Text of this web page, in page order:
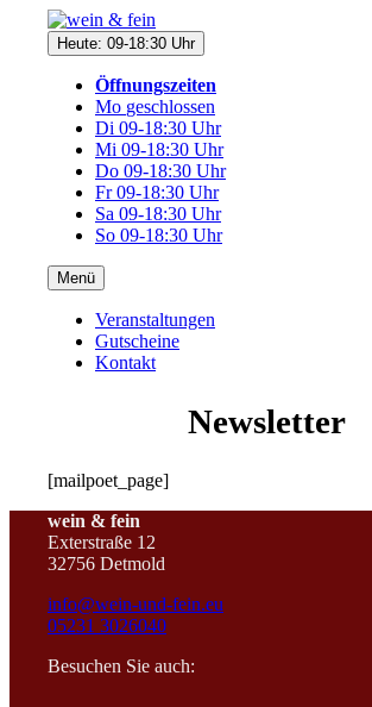
Direkt
Inhalt
Heute: 09-18:30 Uhr
Öffnungszeiten
Mo geschlossen
Di 09-18:30 Uhr
Mi 09-18:30 Uhr
Do 09-18:30 Uhr
Fr 09-18:30 Uhr
Sa 09-18:30 Uhr
So 09-18:30 Uhr
Menü
Veranstaltungen
Gutscheine
Kontakt
Newsletter
[mailpoet_page]
wein & fein
Exterstraße 12
32756 Detmold
info@wein-und-fein.eu
05231 3026040
Besuchen Sie auch: